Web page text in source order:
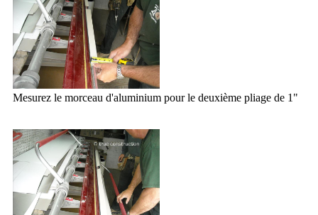
Mesurez le morceau d'aluminium pour le deuxième pliage de 1"